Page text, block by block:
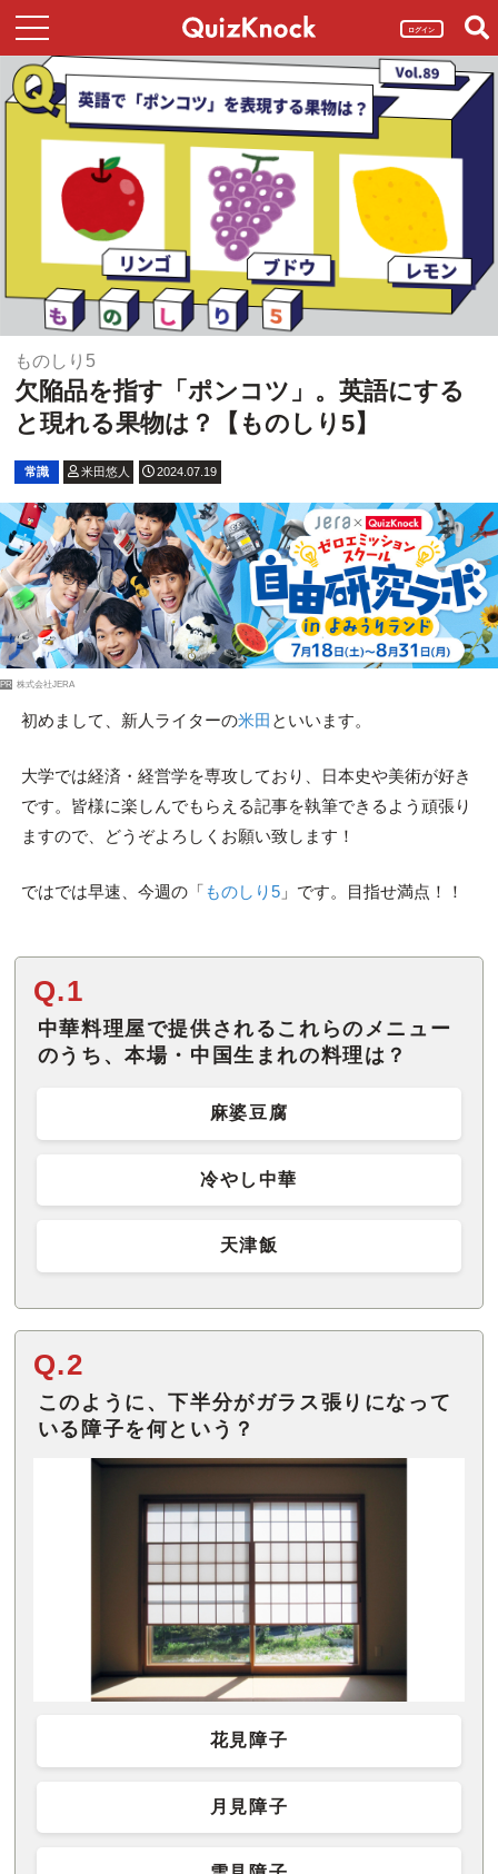
ログイン
ものしり5
欠陥品を指す「ポンコツ」。英語にする
と現れる果物は？【ものしり5】
常識 米田悠人 2024.07.19
PR 株式会社JERA
初めまして、新人ライターの米田 といいます。
大学では経済・経営学を専攻しており、日本史や美術が好き
です。皆様に楽しんでもらえる記事を執筆できるよう頑張り
ますので、どうぞよろしくお願い致します！
ではでは早速、今週の「 ものしり5」です。目指せ満点！！
Q.1
中華料理屋で提供されるこれらのメニュー
のうち、本場・中国生まれの料理は？
麻婆豆腐
冷やし中華
天津飯
Q.2
このように、下半分がガラス張りになって
いる障子を何という？
花見障子
月見障子